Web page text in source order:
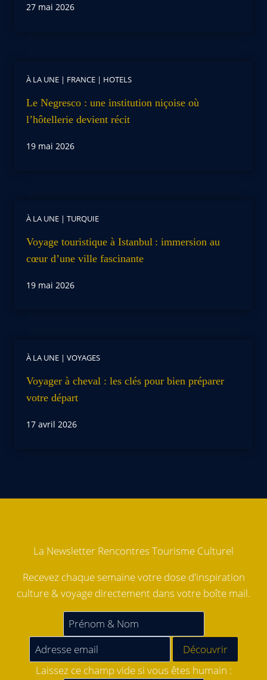
27 mai 2026
À LA UNE | FRANCE | HOTELS
Le Negresco : une institution niçoise où
l’hôtellerie devient récit
19 mai 2026
À LA UNE | TURQUIE
Voyage touristique à Istanbul : immersion au
cœur d’une ville fascinante
19 mai 2026
À LA UNE | VOYAGES
Voyager à cheval : les clés pour bien préparer
votre départ
17 avril 2026
La Newsletter Rencontres Tourisme Culturel
Recevez chaque semaine votre dose d'inspiration
culture & voyage directement dans votre boîte mail.
Laissez ce champ vide si vous êtes humain :